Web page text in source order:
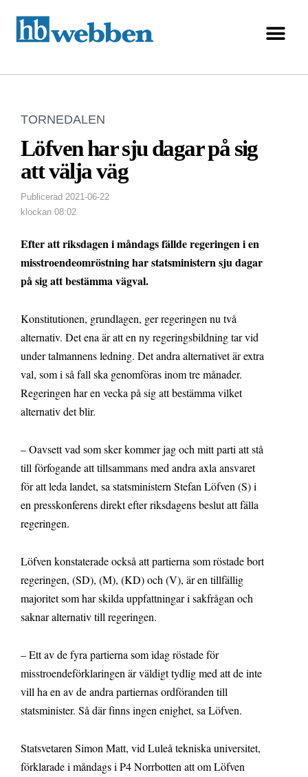
TORNEDALEN
Löfven har sju dagar på sig
att välja väg
Publicerad 2021-06-22
klockan 08:02
Efter att riksdagen i måndags fällde regeringen i en
misstroendeomröstning har statsministern sju dagar
på sig att bestämma vägval.
Konstitutionen, grundlagen, ger regeringen nu två
alternativ. Det ena är att en ny regeringsbildning tar vid
under talmannens ledning. Det andra alternativet är extra
val, som i så fall ska genomföras inom tre månader.
Regeringen har en vecka på sig att bestämma vilket
alternativ det blir.
– Oavsett vad som sker kommer jag och mitt parti att stå
till förfogande att tillsammans med andra axla ansvaret
för att leda landet, sa statsministern Stefan Löfven (S) i
en presskonferens direkt efter riksdagens beslut att fälla
regeringen.
Löfven konstaterade också att partierna som röstade bort
regeringen, (SD), (M), (KD) och (V), är en tillfällig
majoritet som har skilda uppfattningar i sakfrågan och
saknar alternativ till regeringen.
– Ett av de fyra partierna som idag röstade för
misstroendeförklaringen är väldigt tydlig med att de inte
vill ha en av de andra partiernas ordföranden till
statsminister. Så där finns ingen enighet, sa Löfven.
Statsvetaren Simon Matt, vid Luleå tekniska universitet,
förklarade i måndags i P4 Norrbotten att om Löfven